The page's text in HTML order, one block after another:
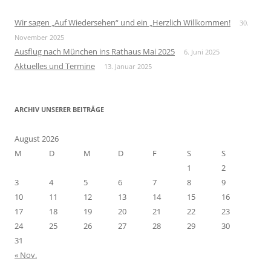
n
a
c
Wir sagen „Auf Wiedersehen“ und ein „Herzlich Willkommen!
30.
November 2025
Ausflug nach München ins Rathaus Mai 2025 6. Juni 2025
Aktuelles und Termine 13. Januar 2025
ARCHIV UNSERER BEITRÄGE
August 2026
M
D M D F S
S
1
2
3
4 5 6 7 8
9
10
11 12 13 14 15
16
17
18 19 20 21 22
23
24
25 26 27 28 29
30
31
« Nov.